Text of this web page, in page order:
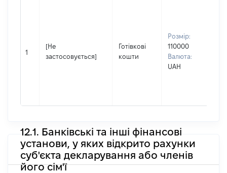
1
[Не
застосовується]
Готівкові
кошти
Розмір:
110000
Валюта:
UAH
12.1. Банківські та інші фінансові
установи, у яких відкрито рахунки
суб'єкта декларування або членів
його сім'ї